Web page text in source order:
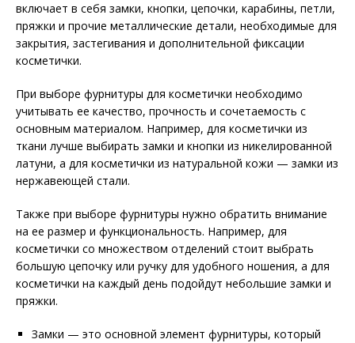
включает в себя замки, кнопки, цепочки, карабины, петли,
пряжки и прочие металлические детали, необходимые для
закрытия, застегивания и дополнительной фиксации
косметички.
При выборе фурнитуры для косметички необходимо
учитывать ее качество, прочность и сочетаемость с
основным материалом. Например, для косметички из
ткани лучше выбирать замки и кнопки из никелированной
латуни, а для косметички из натуральной кожи — замки из
нержавеющей стали.
Также при выборе фурнитуры нужно обратить внимание
на ее размер и функциональность. Например, для
косметички со множеством отделений стоит выбрать
большую цепочку или ручку для удобного ношения, а для
косметички на каждый день подойдут небольшие замки и
пряжки.
Замки — это основной элемент фурнитуры, который